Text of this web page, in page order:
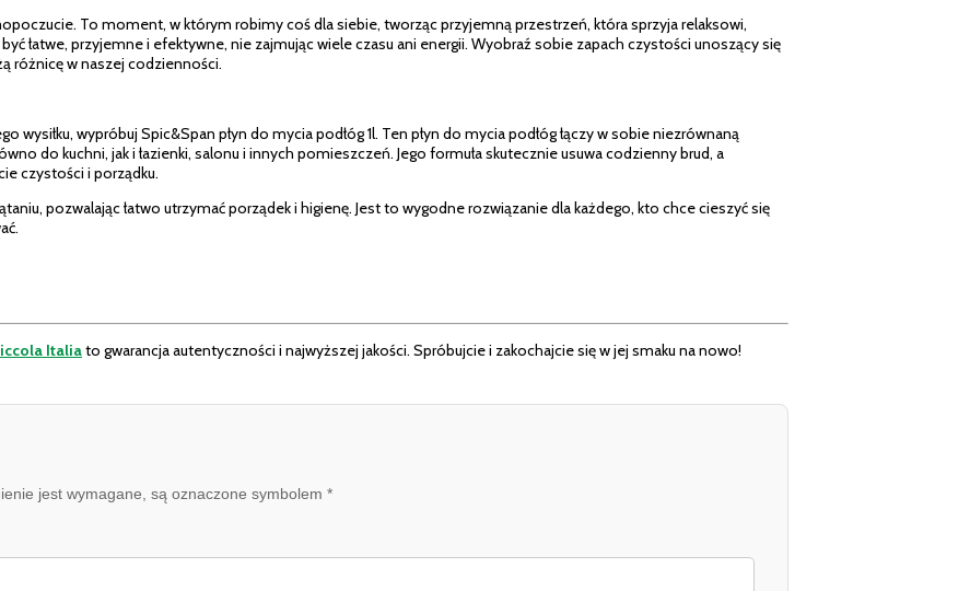
To moment, w którym robimy coś dla siebie, tworząc przyjemną przestrzeń, która sprzyja relaksowi,
łatwe, przyjemne i efektywne, nie zajmując wiele czasu ani energii. Wyobraź sobie zapach czystości unoszący się
różnicę w naszej codzienności.
wypróbuj Spic&Span płyn do mycia podłóg 1l. Ten płyn do mycia podłóg łączy w sobie niezrównaną
do kuchni, jak i łazienki, salonu i innych pomieszczeń. Jego formuła skutecznie usuwa codzienny brud, a
czystości i porządku.
pozwalając łatwo utrzymać porządek i higienę. Jest to wygodne rozwiązanie dla każdego, kto chce cieszyć się
Italiato gwarancja autentyczności i najwyższej jakości. Spróbujcie i zakochajcie się w jej smaku na nowo!
jest wymagane, są oznaczone symbolem *